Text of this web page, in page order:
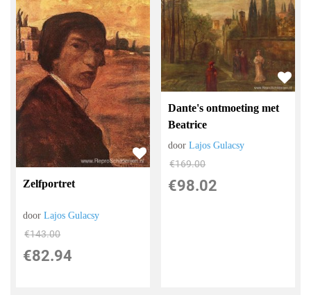
Zelfportret
doorLajos Gulacsy
€143.00
€82.94
Dante's ontmoeting met
Beatrice
doorLajos Gulacsy
€169.00
€98.02